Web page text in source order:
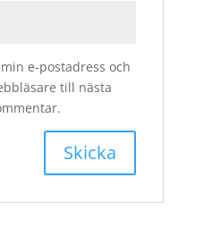
e-postadress och
till nästa